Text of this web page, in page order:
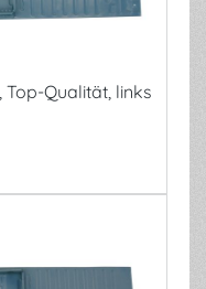
Qualität, links